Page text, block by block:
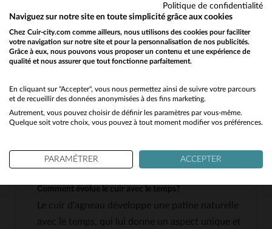
un usage urbain ou des escapades citadines
QUESTIONS FRÉQUENTES
Quelle est l'épaisseur du cuir d'agneau utilisé pour ce
blouson?
Le cuir d'agneau de ce blouson est fin, ce qui le
rend particulièrement souple et léger, tout en
Comment évolue le cuir avec le temps?
Le cuir d'agneau développe une patine naturelle
avec le temps, qui lui donne un aspect unique et
Would you like to be redirected to our English site?
No
Yes
Politique de confidentialité
Naviguez sur notre site en toute simplicité grâce aux cookies
Chez Cuir-city.com comme ailleurs, nous utilisons des cookies pour faciliter
votre navigation sur notre site et pour la personnalisation de nos publicités.
Grâce à eux, nous pouvons vous proposer un contenu et une expérience de
qualité et nous assurer que tout fonctionne parfaitement.
En cliquant sur "Accepter", vous nous permettez ainsi de suivre votre parcours
et de recueillir des données anonymisées à des fins marketing.
Autrement, vous pouvez choisir de définir les paramètres par vous-même.
Quelque soit votre choix, vous pouvez à tout moment modifier vos préférences.
PARAMÉTRER ACCEPTER